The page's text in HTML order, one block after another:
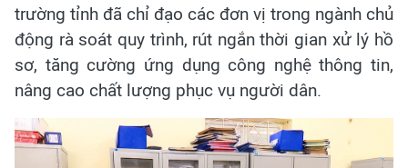
trường tỉnh đã chỉ đạo các đơn vị trong ngành chủ
động rà soát quy trình, rút ngắn thời gian xử lý hồ
sơ, tăng cường ứng dụng công nghệ thông tin,
nâng cao chất lượng phục vụ người dân.